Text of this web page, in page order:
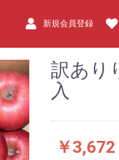
プ 新規会員登録
訳あり
入
￥3,672